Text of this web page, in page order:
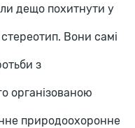
дещо похитнути у
Вони самі
з
організованою
природоохоронне